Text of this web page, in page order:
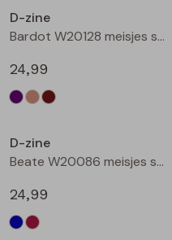
Blouses lange mouw
Sweatshirts
Gilet spencers
Bermuda's
Lange broek
Jackjes
Jassen
Leggings
Lange broeken
Lange broeken
Leggings
T-shirts lange mouw
D-zine
Bardot W20128 meisjes sweatshirt Bruin donker
24,99
D-zine
Beate W20086 meisjes sweatshirt Wijnrood
24,99